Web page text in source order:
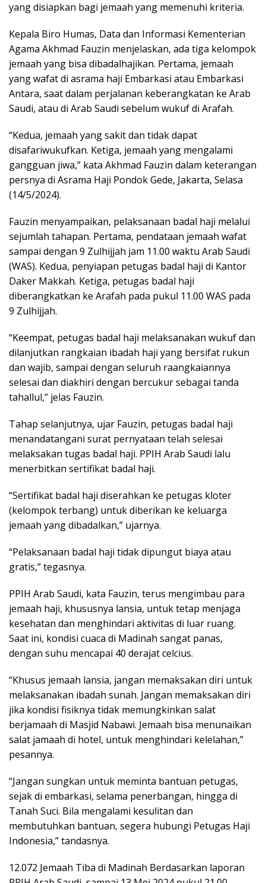
yang disiapkan bagi jemaah yang memenuhi kriteria.
Kepala Biro Humas, Data dan Informasi Kementerian
Agama Akhmad Fauzin menjelaskan, ada tiga kelompok
jemaah yang bisa dibadalhajikan. Pertama, jemaah
yang wafat di asrama haji Embarkasi atau Embarkasi
Antara, saat dalam perjalanan keberangkatan ke Arab
Saudi, atau di Arab Saudi sebelum wukuf di Arafah.
“Kedua, jemaah yang sakit dan tidak dapat
disafariwukufkan. Ketiga, jemaah yang mengalami
gangguan jiwa,” kata Akhmad Fauzin dalam keterangan
persnya di Asrama Haji Pondok Gede, Jakarta, Selasa
(14/5/2024).
Fauzin menyampaikan, pelaksanaan badal haji melalui
sejumlah tahapan. Pertama, pendataan jemaah wafat
sampai dengan 9 Zulhijjah jam 11.00 waktu Arab Saudi
(WAS). Kedua, penyiapan petugas badal haji di Kantor
Daker Makkah. Ketiga, petugas badal haji
diberangkatkan ke Arafah pada pukul 11.00 WAS pada
9 Zulhijjah.
“Keempat, petugas badal haji melaksanakan wukuf dan
dilanjutkan rangkaian ibadah haji yang bersifat rukun
dan wajib, sampai dengan seluruh raangkaiannya
selesai dan diakhiri dengan bercukur sebagai tanda
tahallul,” jelas Fauzin.
Tahap selanjutnya, ujar Fauzin, petugas badal haji
menandatangani surat pernyataan telah selesai
melaksakan tugas badal haji. PPIH Arab Saudi lalu
menerbitkan sertifikat badal haji.
“Sertifikat badal haji diserahkan ke petugas kloter
(kelompok terbang) untuk diberikan ke keluarga
jemaah yang dibadalkan,” ujarnya.
“Pelaksanaan badal haji tidak dipungut biaya atau
gratis,” tegasnya.
PPIH Arab Saudi, kata Fauzin, terus mengimbau para
jemaah haji, khususnya lansia, untuk tetap menjaga
kesehatan dan menghindari aktivitas di luar ruang.
Saat ini, kondisi cuaca di Madinah sangat panas,
dengan suhu mencapai 40 derajat celcius.
“Khusus jemaah lansia, jangan memaksakan diri untuk
melaksanakan ibadah sunah. Jangan memaksakan diri
jika kondisi fisiknya tidak memungkinkan salat
berjamaah di Masjid Nabawi. Jemaah bisa menunaikan
salat jamaah di hotel, untuk menghindari kelelahan,”
pesannya.
“Jangan sungkan untuk meminta bantuan petugas,
sejak di embarkasi, selama penerbangan, hingga di
Tanah Suci. Bila mengalami kesulitan dan
membutuhkan bantuan, segera hubungi Petugas Haji
Indonesia,” tandasnya.
12.072 Jemaah Tiba di Madinah Berdasarkan laporan